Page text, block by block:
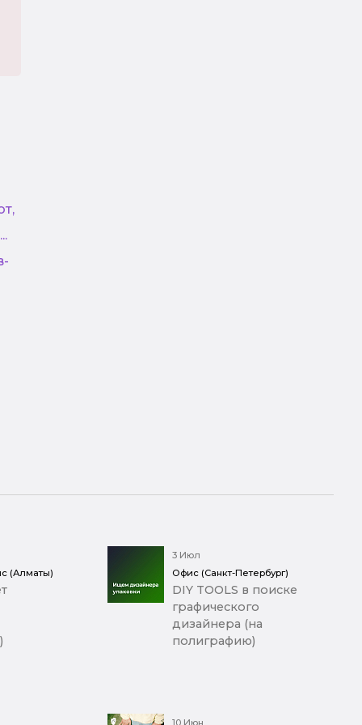
(Алматы)
3 Июл
Офис (Санкт-Петербург)
DIY TOOLS в поиске
графического
дизайнера (на
полиграфию)
10 Июн